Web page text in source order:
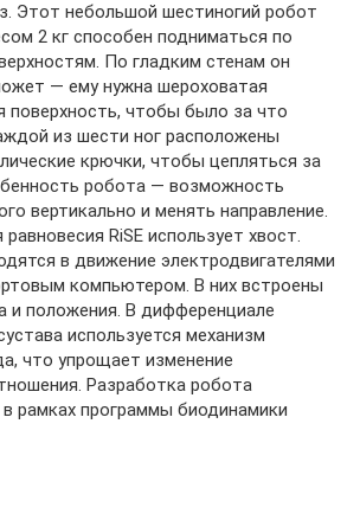
Этот небольшой шестиногий робот
2 кг способен подниматься по
По гладким стенам он
— ему нужна шероховатая
поверхность, чтобы было за что
из шести ног расположены
крючки, чтобы цепляться за
робота — возможность
вертикально и менять направление.
RiSE использует хвост.
в движение электродвигателями
компьютером. В них встроены
и положения. В дифференциале
используется механизм
что упрощает изменение
Разработка робота
рамках программы биодинамики